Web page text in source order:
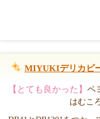
MIYUKIデリカビ
【とても良かった】 ペ
はむこ